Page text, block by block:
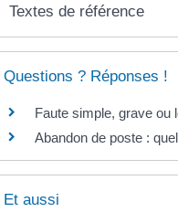
Textes de référence
Questions ? Réponses !
Faute simple, grave ou
Abandon de poste :
Et aussi